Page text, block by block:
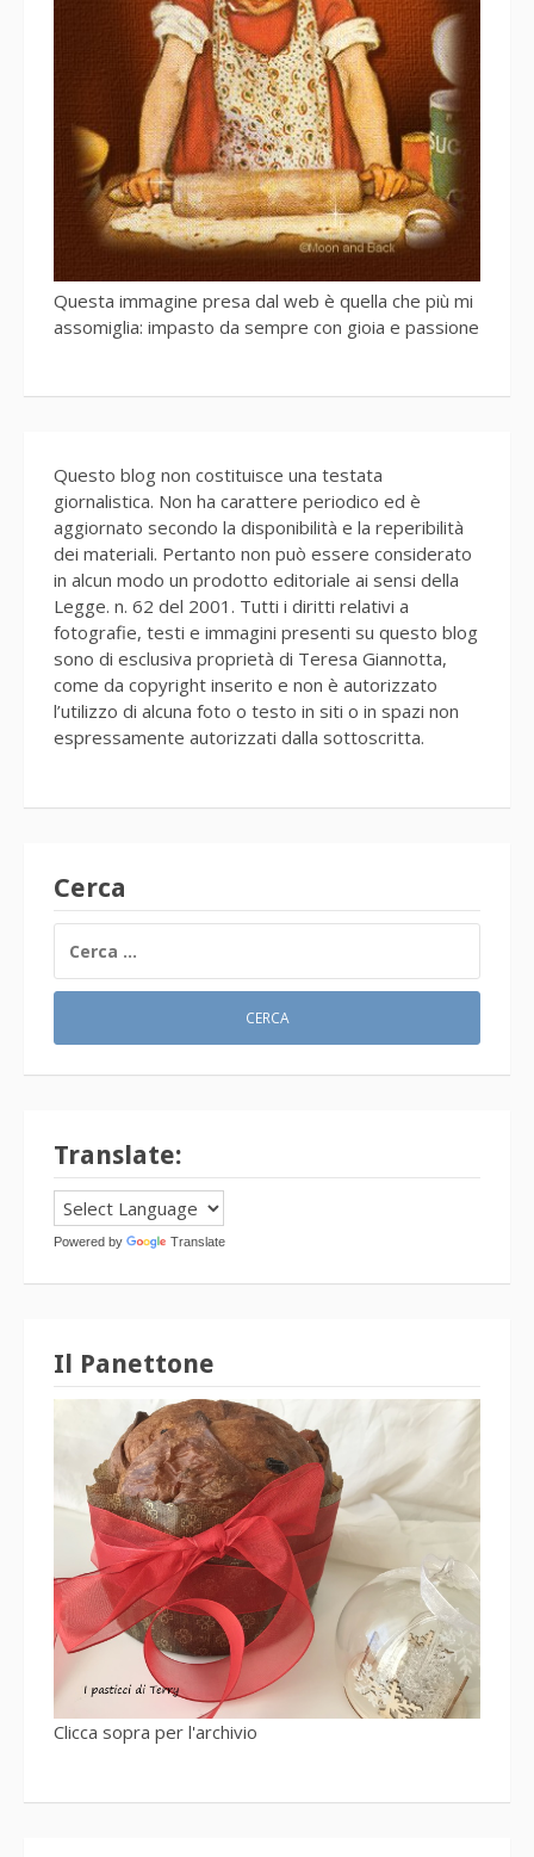
Questa immagine presa dal web è quella che più mi
assomiglia: impasto da sempre con gioia e passione
Questo blog non costituisce una testata
giornalistica. Non ha carattere periodico ed è
aggiornato secondo la disponibilità e la reperibilità
dei materiali. Pertanto non può essere considerato
in alcun modo un prodotto editoriale ai sensi della
Legge. n. 62 del 2001. Tutti i diritti relativi a
fotografie, testi e immagini presenti su questo blog
sono di esclusiva proprietà di Teresa Giannotta,
come da copyright inserito e non è autorizzato
l’utilizzo di alcuna foto o testo in siti o in spazi non
espressamente autorizzati dalla sottoscritta.
Cerca
PER:
Translate:
Powered by Translate
Il Panettone
Clicca sopra per l'archivio